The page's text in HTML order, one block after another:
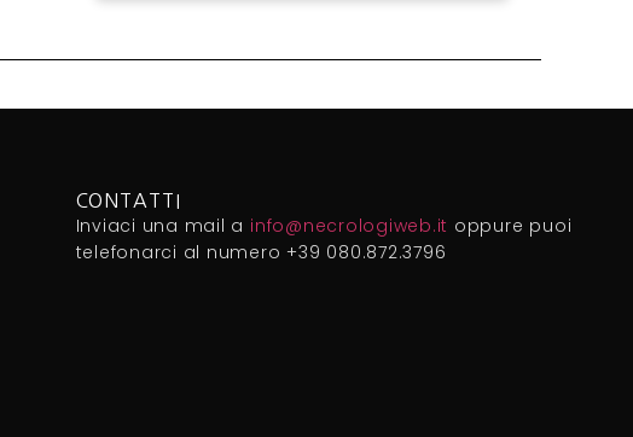
CONTATTI
Inviaci una mail a info@necrologiweb.it oppure puoi
telefonarci al numero +39 080.872.3796